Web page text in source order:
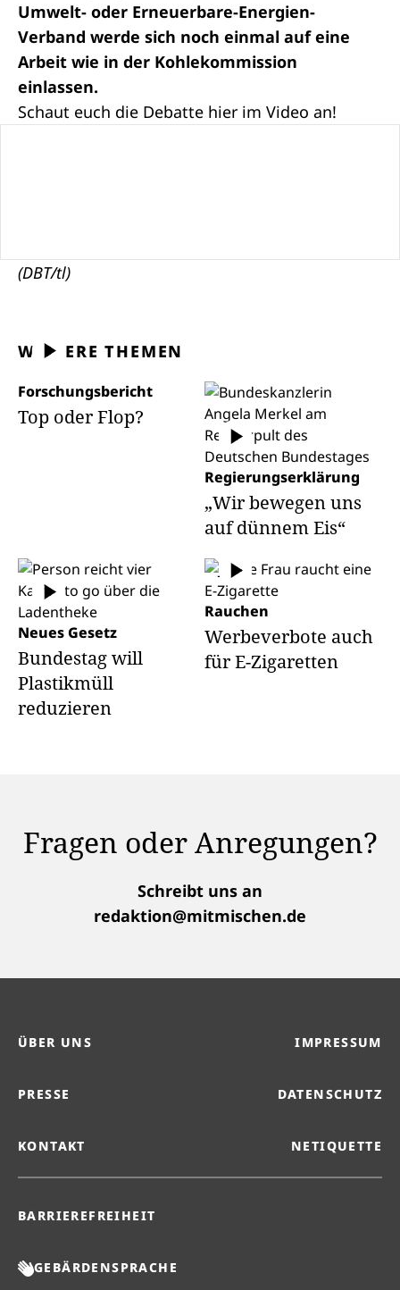
Umwelt- oder Erneuerbare-Energien-
Verband werde sich noch einmal auf eine
Arbeit wie in der Kohlekommission
einlassen.
Schaut euch die Debatte hier im Video an!
(DBT/tl)
WEITERE THEMEN
Forschungsbericht
Top oder Flop?
Regierungserklärung
„Wir bewegen uns
auf dünnem Eis“
Neues Gesetz
Bundestag will
Plastikmüll
reduzieren
Rauchen
Werbeverbote auch
für E-Zigaretten
Fragen oder Anregungen?
Schreibt uns an
redaktion@mitmischen.de
ÜBER UNS IMPRESSUM
PRESSE DATENSCHUTZ
KONTAKT NETIQUETTE
BARRIEREFREIHEIT
GEBÄRDENSPRACHE